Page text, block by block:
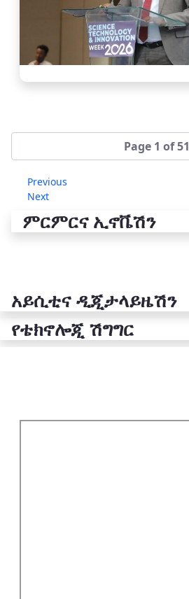
Page 1 of 51
Previous
Next
ምርምርና ኢኖቬሽን
አይሲቲና ዲጂታላይዜሽን
የቴክኖሎጂ ሽግግር